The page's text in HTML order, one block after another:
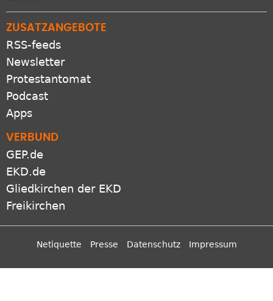
RSS-feeds
Newsletter
Protestantomat
Podcast
Apps
VERBUND
GEP.de
EKD.de
Gliedkirchen der EKD
Freikirchen